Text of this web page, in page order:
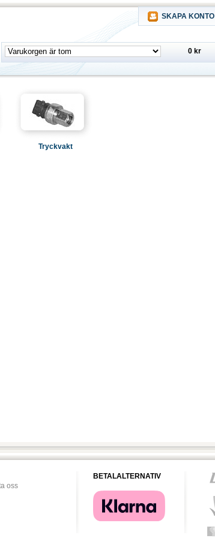
SKAPA KONTO
0 kr
Tryckvakt
oss
BETALALTERNATIV